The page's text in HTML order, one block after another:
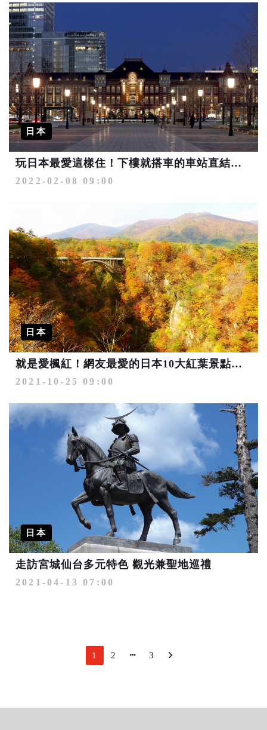
日本
玩日本最愛這樣住！下樓就搭車的車站直結飯店超方便
2022-02-08 09:00
日本
就是愛楓紅！網友最愛的日本10大紅葉景點大公開
2021-10-25 09:00
日本
走訪宮城仙台多元特色 觀光兼聖地巡禮
2021-04-13 07:00
1 2 3